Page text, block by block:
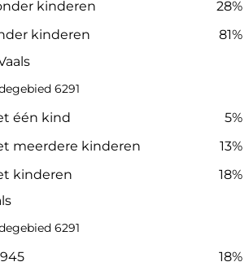
kinderen
28%
kinderen
81%
6291
één kind
5%
meerdere kinderen
13%
kinderen
18%
6291
18%